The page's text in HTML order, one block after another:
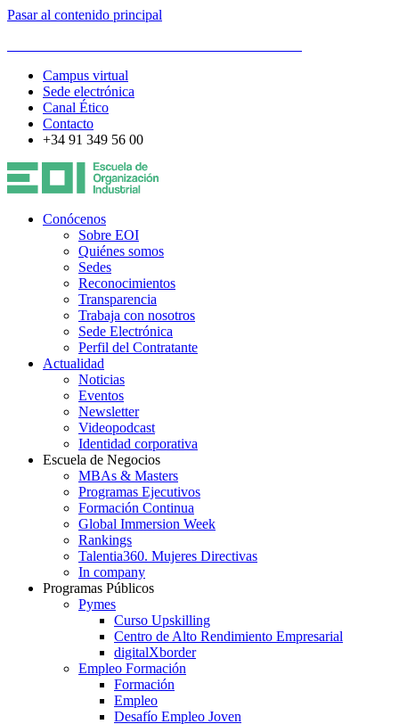
Pasar al contenido principal
Campus virtual
Sede electrónica
Canal Ético
Contacto
+34 91 349 56 00
Conócenos
Sobre EOI
Quiénes somos
Sedes
Reconocimientos
Transparencia
Trabaja con nosotros
Sede Electrónica
Perfil del Contratante
Actualidad
Noticias
Eventos
Newsletter
Videopodcast
Identidad corporativa
Escuela de Negocios
MBAs & Masters
Programas Ejecutivos
Formación Continua
Global Immersion Week
Rankings
Talentia360. Mujeres Directivas
In company
Programas Públicos
Pymes
Curso Upskilling
Centro de Alto Rendimiento Empresarial
digitalXborder
Empleo Formación
Formación
Empleo
Desafío Empleo Joven